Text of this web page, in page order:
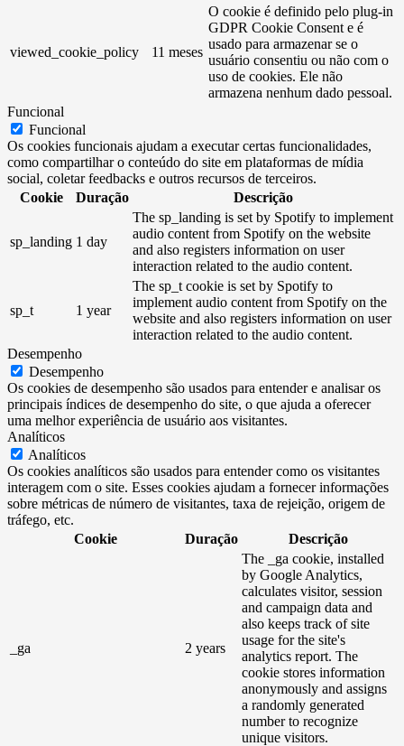
viewed_cookie_policy 11 meses
O cookie é definido pelo plug-in
GDPR Cookie Consent e é
usado para armazenar se o
usuário consentiu ou não com o
uso de cookies. Ele não
armazena nenhum dado pessoal.
Funcional
Funcional
Os cookies funcionais ajudam a executar certas funcionalidades,
como compartilhar o conteúdo do site em plataformas de mídia
social, coletar feedbacks e outros recursos de terceiros.
Cookie
Duração Descrição
sp_landing 1 day
The sp_landing is set by Spotify to implement
audio content from Spotify on the website
and also registers information on user
interaction related to the audio content.
sp_t 1 year
The sp_t cookie is set by Spotify to
implement audio content from Spotify on the
website and also registers information on user
interaction related to the audio content.
Desempenho
Desempenho
Os cookies de desempenho são usados ​​para entender e analisar os
principais índices de desempenho do site, o que ajuda a oferecer
uma melhor experiência de usuário aos visitantes.
Analíticos
Analíticos
Os cookies analíticos são usados ​​para entender como os visitantes
interagem com o site. Esses cookies ajudam a fornecer informações
sobre métricas de número de visitantes, taxa de rejeição, origem de
tráfego, etc.
Cookie
Duração Descrição
_ga 2 years
The _ga cookie, installed
by Google Analytics,
calculates visitor, session
and campaign data and
also keeps track of site
usage for the site's
analytics report. The
cookie stores information
anonymously and assigns
a randomly generated
number to recognize
unique visitors.